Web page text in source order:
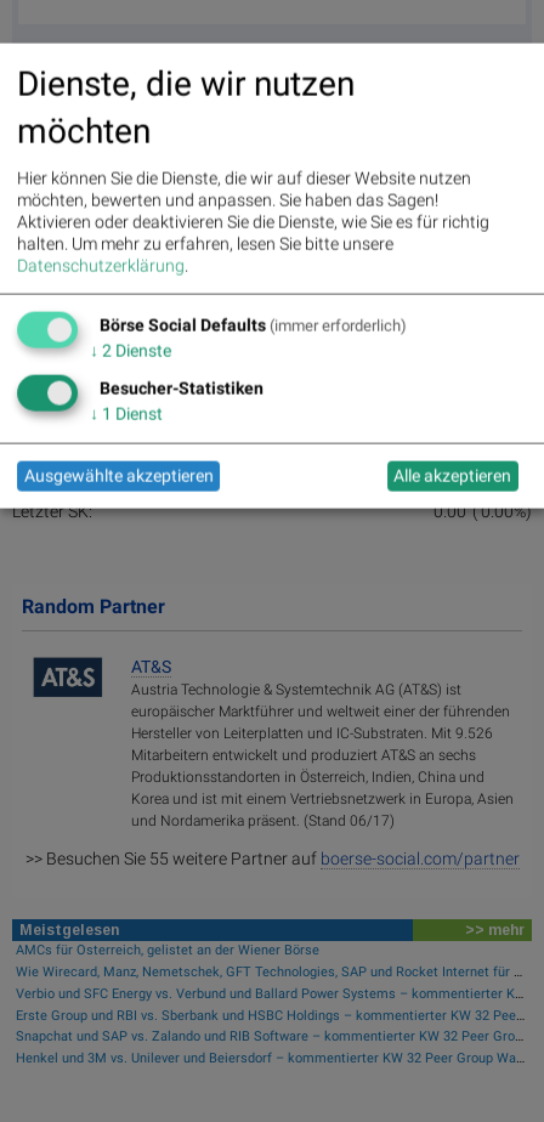
Aktien auf dem Radar 29.12.2015
Letzter SK: ( 0.00%)
0.00
Random Partner
AT&S
Austria Technologie & Systemtechnik AG (AT&S) ist
europäischer Marktführer und weltweit einer der führenden
Hersteller von Leiterplatten und IC-Substraten. Mit 9.526
Mitarbeitern entwickelt und produziert AT&S an sechs
Produktionsstandorten in Österreich, Indien, China und
Korea und ist mit einem Vertriebsnetzwerk in Europa, Asien
und Nordamerika präsent. (Stand 06/17)
>> Besuchen Sie 55 weitere Partner auf boerse-social.com/partner
Meistgelesen >> mehr
AMCs für Österreich, gelistet an der Wiener Börse
Wie Wirecard, Manz, Nemetschek, GFT Technologies, SAP und Rocket Internet für Gesprächsstoff sorgten
Verbio und SFC Energy vs. Verbund und Ballard Power Systems – kommentierter KW 32 Peer Group Watch Energie
Erste Group und RBI vs. Sberbank und HSBC Holdings – kommentierter KW 32 Peer Group Watch Banken
Snapchat und SAP vs. Zalando und RIB Software – kommentierter KW 32 Peer Group Watch Computer, Software & Internet
Henkel und 3M vs. Unilever und Beiersdorf – kommentierter KW 32 Peer Group Watch Konsumgüter
Dienste, die wir nutzen
möchten
Hier können Sie die Dienste, die wir auf dieser Website nutzen
möchten, bewerten und anpassen. Sie haben das Sagen!
Aktivieren oder deaktivieren Sie die Dienste, wie Sie es für richtig
halten. Um mehr zu erfahren, lesen Sie bitte unsere
Datenschutzerklärung.
Börse Social Defaults (immer erforderlich)
↓ 2 Dienste
Besucher-Statistiken
↓ 1 Dienst
Ausgewählte akzeptieren Alle akzeptieren